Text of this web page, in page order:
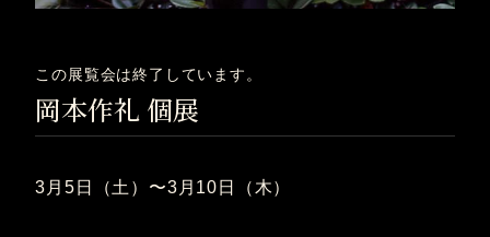
この展覧会は終了しています。
岡本作礼 個展
3月5日（土）〜3月10日（木）